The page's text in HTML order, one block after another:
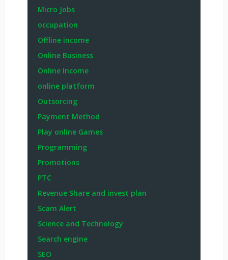
Micro Jobs
occupation
Offline income
Online Business
Online Income
online platform
Outsorcing
Payment Method
Play online Games
Programming
Promotions
PTC
Revenue Share and invest plan
Scam Alert
Science and Technology
Search engine
SEO